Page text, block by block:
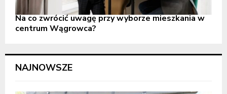
Na co zwrócić uwagę przy wyborze mieszkania w
centrum Wągrowca?
NAJNOWSZE